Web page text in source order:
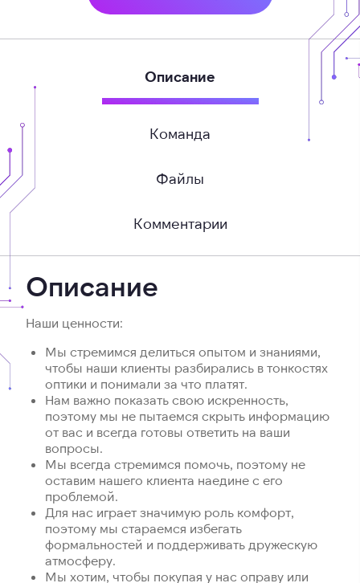
Описание
Команда
Файлы
Комментарии
Описание
Наши ценности:
Мы стремимся делиться опытом и знаниями,
чтобы наши клиенты разбирались в тонкостях
оптики и понимали за что платят.
Нам важно показать свою искренность,
поэтому мы не пытаемся скрыть информацию
от вас и всегда готовы ответить на ваши
вопросы.
Мы всегда стремимся помочь, поэтому не
оставим нашего клиента наедине с его
проблемой.
Для нас играет значимую роль комфорт,
поэтому мы стараемся избегать
формальностей и поддерживать дружескую
атмосферу.
Мы хотим, чтобы покупая у нас оправу или